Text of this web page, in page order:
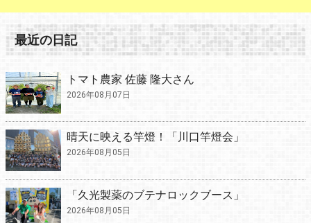
最近の日記
トマト農家 佐藤 隆大さん
2026年08月07日
晴天に映える竿燈！「川口竿燈会」
2026年08月05日
「久光製薬のブテナロックブース」
2026年08月05日